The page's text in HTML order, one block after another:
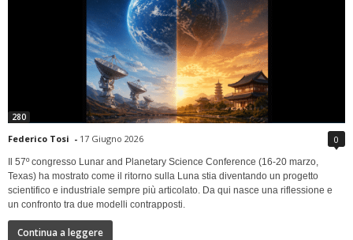
280
Federico Tosi - 17 Giugno 2026 0
Il 57º congresso Lunar and Planetary Science Conference (16-20 marzo,
Texas) ha mostrato come il ritorno sulla Luna stia diventando un progetto
scientifico e industriale sempre più articolato. Da qui nasce una riflessione e
un confronto tra due modelli contrapposti.
Continua a leggere